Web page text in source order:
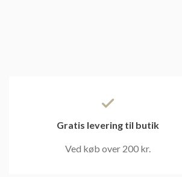
Gratis levering til butik
Ved køb over 200 kr.